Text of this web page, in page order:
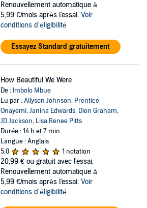
Renouvellement automatique à
5,99 €/mois après l'essai. Voir
conditions d'éligibilité
Essayez Standard gratuitement
How Beautiful We Were
De : Imbolo Mbue
Lu par :Allyson Johnson, Prentice
Onayemi,Janina Edwards, Dion Graham,
JD Jackson, Lisa Renee Pitts
Durée : 14 h et 7 min
Langue : Anglais
5,0
1 notation
20,99 € ou gratuit avec l'essai.
Renouvellement automatique à
5,99 €/mois après l'essai. Voir
conditions d'éligibilité